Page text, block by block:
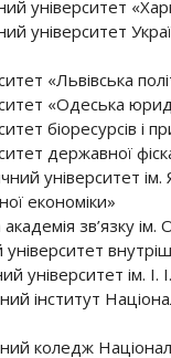
університет
університет
«Львівська
«Одеська
біоресурсів і
державної
університет
економіки»
зв’язку ім.
університет ім. І.
інститут
коледж